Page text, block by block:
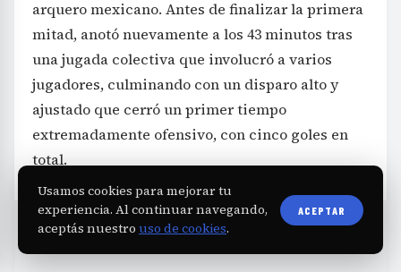
arquero mexicano. Antes de finalizar la primera
mitad, anotó nuevamente a los 43 minutos tras
una jugada colectiva que involucró a varios
jugadores, culminando con un disparo alto y
ajustado que cerró un primer tiempo
extremadamente ofensivo, con cinco goles en
total.
Usamos cookies para mejorar tu
experiencia. Al continuar navegando,
aceptás nuestro uso de cookies.
ACEPTAR